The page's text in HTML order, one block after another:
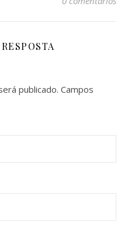
publicado. Campos